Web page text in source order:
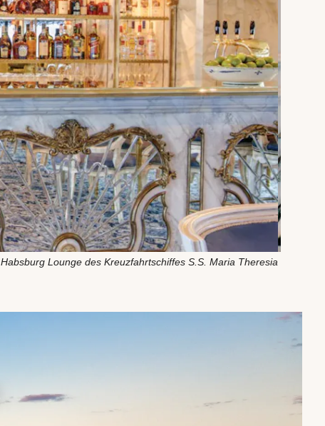
Habsburg Lounge des Kreuzfahrtschiffes S.S. Maria Theresia